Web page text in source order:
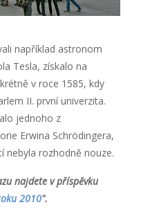
například astronom
Tesla, získalo na
v roce 1585, kdy
II. první univerzita.
jednoho z
Erwina Schrödingera,
nebyla rozhodně nouze.
najdete v příspěvku
2010".